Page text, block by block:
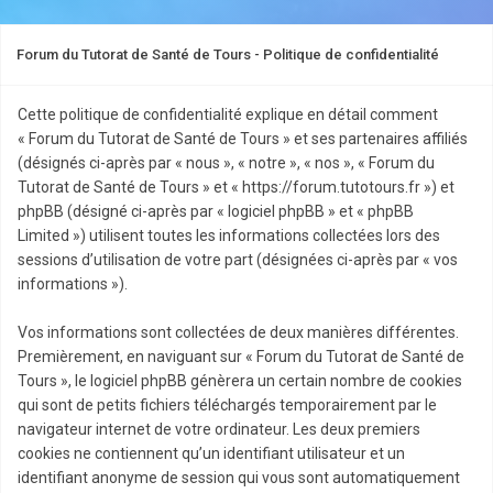
Forum du Tutorat de Santé de Tours - Politique de confidentialité
Cette politique de confidentialité explique en détail comment
« Forum du Tutorat de Santé de Tours » et ses partenaires affiliés
(désignés ci-après par « nous », « notre », « nos », « Forum du
Tutorat de Santé de Tours » et « https://forum.tutotours.fr ») et
phpBB (désigné ci-après par « logiciel phpBB » et « phpBB
Limited ») utilisent toutes les informations collectées lors des
sessions d’utilisation de votre part (désignées ci-après par « vos
informations »).
Vos informations sont collectées de deux manières différentes.
Premièrement, en naviguant sur « Forum du Tutorat de Santé de
Tours », le logiciel phpBB génèrera un certain nombre de cookies
qui sont de petits fichiers téléchargés temporairement par le
navigateur internet de votre ordinateur. Les deux premiers
cookies ne contiennent qu’un identifiant utilisateur et un
identifiant anonyme de session qui vous sont automatiquement